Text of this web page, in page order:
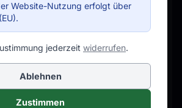
Website-Nutzung erfolgt über
jederzeit widerrufen.
Ablehnen
Zustimmen